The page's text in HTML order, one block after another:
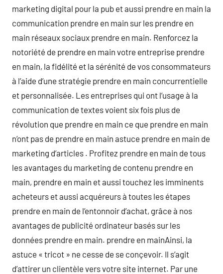
marketing digital pour la pub et aussi prendre en main la
communication prendre en main sur les prendre en
main réseaux sociaux prendre en main. Renforcez la
notoriété de prendre en main votre entreprise prendre
en main, la fidélité et la sérénité de vos consommateurs
à l’aide d’une stratégie prendre en main concurrentielle
et personnalisée. Les entreprises qui ont l’usage à la
communication de textes voient six fois plus de
révolution que prendre en main ce que prendre en main
n’ont pas de prendre en main astuce prendre en main de
marketing d’articles . Profitez prendre en main de tous
les avantages du marketing de contenu prendre en
main, prendre en main et aussi touchez les imminents
acheteurs et aussi acquéreurs à toutes les étapes
prendre en main de l’entonnoir d’achat, grâce à nos
avantages de publicité ordinateur basés sur les
données prendre en main. prendre en mainAinsi, la
astuce « tricot » ne cesse de se conçevoir. Il s’agit
d’attirer un clientèle vers votre site internet. Par une